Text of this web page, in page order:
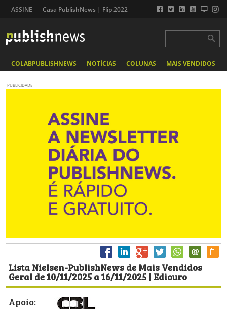
ASSINE Casa PublishNews | Flip 2022
COLABPUBLISHNEWS NOTÍCIAS COLUNAS MAIS VENDIDOS
PUBLICIDADE
Lista Nielsen-PublishNews de Mais Vendidos
Geral de 10/11/2025 a 16/11/2025 | Ediouro
Apoio: